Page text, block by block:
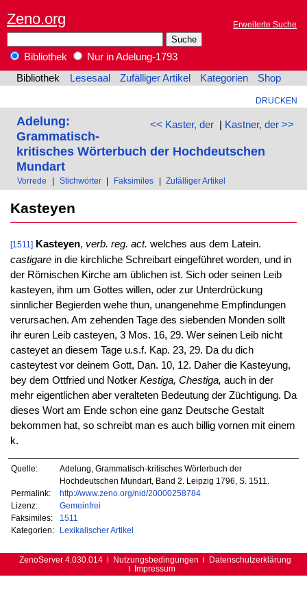
Zeno.org Erweiterte Suche
Bibliothek
Nur in Adelung-1793
Bibliothek
Lesesaal Zufälliger Artikel Kategorien Shop
DRUCKEN
<< Kaster, der| Kastner, der >>
Adelung:
Grammatisch-
kritisches Wörterbuch der Hochdeutschen
Mundart
Vorrede Stichwörter Faksimiles Zufälliger Artikel
Kasteyen
[1511] Kasteyen, verb. reg. act. welches aus dem Latein.
castigarein die kirchliche Schreibart eingeführet worden, und in
der Römischen Kirche am üblichen ist. Sich oder seinen Leib
kasteyen, ihm um Gottes willen, oder zur Unterdrückung
sinnlicher Begierden wehe thun, unangenehme Empfindungen
verursachen. Am zehenden Tage des siebenden Monden sollt
ihr euren Leib casteyen, 3 Mos. 16, 29. Wer seinen Leib nicht
casteyet an diesem Tage u.s.f. Kap. 23, 29. Da du dich
casteytest vor deinem Gott, Dan. 10, 12. Daher die Kasteyung,
bey dem Ottfried und Notker Kestiga, Chestiga, auch in der
mehr eigentlichen aber veralteten Bedeutung der Züchtigung. Da
dieses Wort am Ende schon eine ganz Deutsche Gestalt
bekommen hat, so schreibt man es auch billig vornen mit einem
k.
Quelle:
Adelung, Grammatisch-kritisches Wörterbuch der
Hochdeutschen Mundart, Band 2. Leipzig 1796, S. 1511.
Permalink:
http://www.zeno.org/nid/20000258784
Lizenz:
Gemeinfrei
Faksimiles:
1511
Kategorien:
Lexikalischer Artikel
ZenoServer 4.030.014 Nutzungsbedingungen
Datenschutzerklärung
Impressum